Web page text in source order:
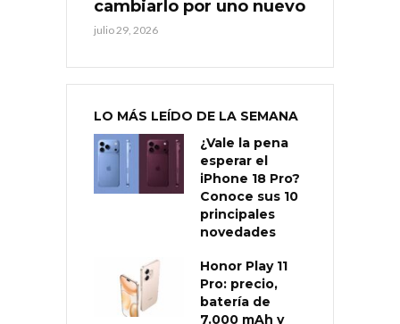
cambiarlo por uno nuevo
julio 29, 2026
LO MÁS LEÍDO DE LA SEMANA
¿Vale la pena
esperar el
iPhone 18 Pro?
Conoce sus 10
principales
novedades
Honor Play 11
Pro: precio,
batería de
7.000 mAh y